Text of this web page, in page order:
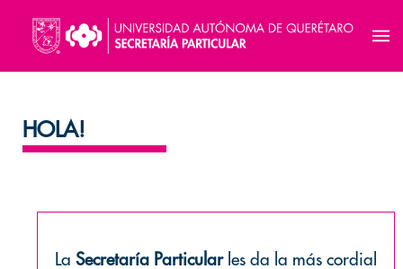
HOLA!
La Secretaría Particularles da la más cordial